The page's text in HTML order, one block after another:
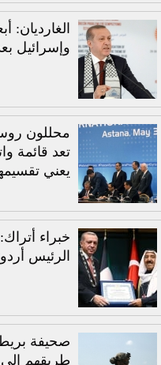
الغارديان:
وإسرائيل
محللون
تعد قائمة
يعني
خبراء
الرئيس
صحيفة
طريقهم إلى